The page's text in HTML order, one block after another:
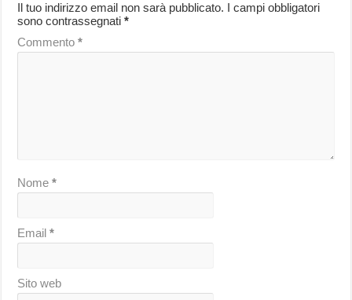
Il tuo indirizzo email non sarà pubblicato. I campi obbligatori
sono contrassegnati*
Commento*
Nome*
Email*
Sito web